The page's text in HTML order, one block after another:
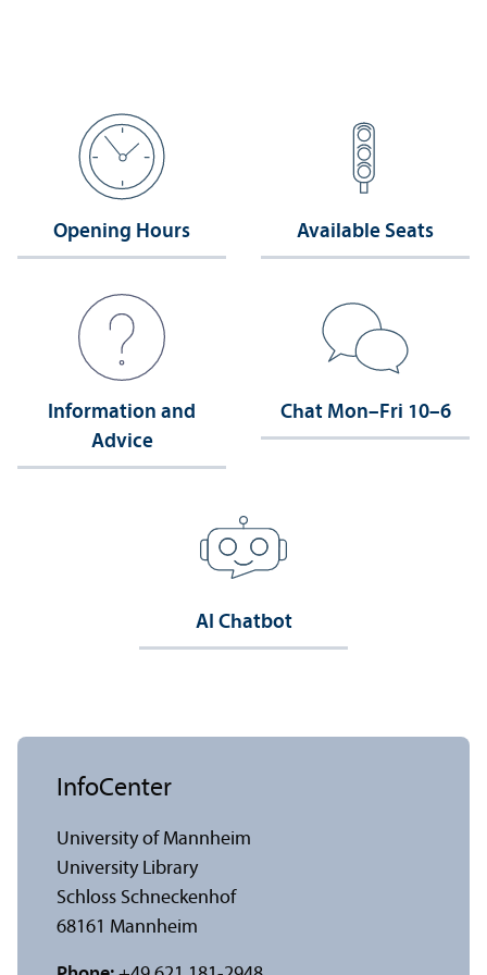
Opening Hours Available Seats
Information and
Advice
Chat Mon–Fri 10–6
AI Chatbot
InfoCenter
University of Mannheim
University Library
Schloss Schneckenhof
68161 Mannheim